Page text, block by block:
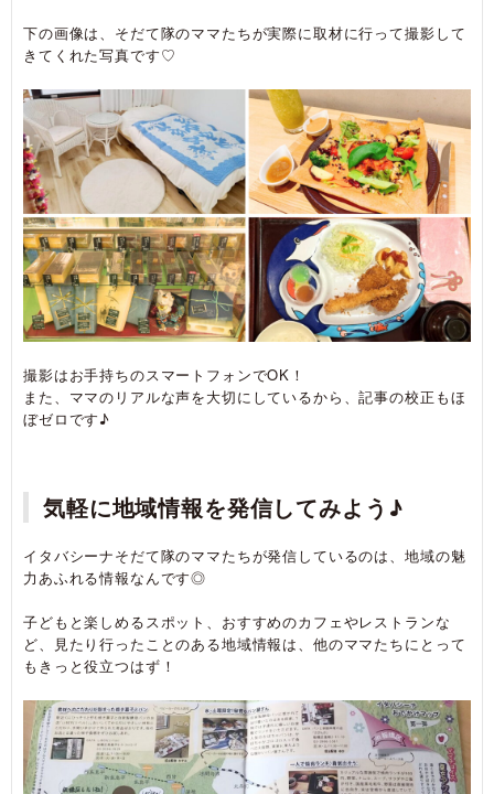
下の画像は、そだて隊のママたちが実際に取材に行って撮影して
きてくれた写真です♡
撮影はお手持ちのスマートフォンでOK！
また、ママのリアルな声を大切にしているから、記事の校正もほ
ぼゼロです♪
気軽に地域情報を発信してみよう♪
イタバシーナそだて隊のママたちが発信しているのは、地域の魅
力あふれる情報なんです◎
子どもと楽しめるスポット、おすすめのカフェやレストランな
ど、見たり行ったことのある地域情報は、他のママたちにとって
もきっと役立つはず！